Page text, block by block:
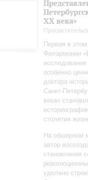
ХХ века»
Первая в
Филармонии
особенно
доктора
века»
столетия
На обширном
автор
становления
уделено